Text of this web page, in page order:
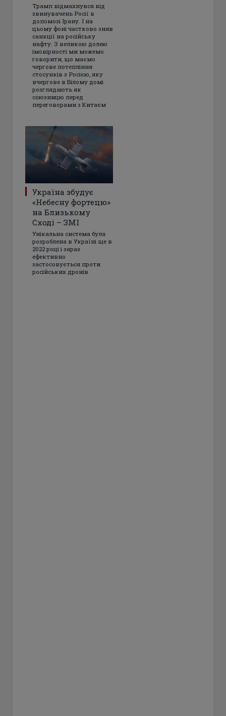
Трамп відмахнувся від
звинувачень Росії в
допомозі Ірану. І на
цьому фоні частково зняв
санкції на російську
нафту. З великою долею
імовірності ми можемо
говорити, що маємо
чергове потепління
стосунків з Росією, яку
вчергове в Білому домі
розглядають як
союзницю перед
переговорами з Китаєм
Україна збудує
«Небесну фортецю»
на Близькому
Сході – ЗМІ
Унікальна система була
розроблена в Україні ще в
2022 році і зараз
ефективно
застосовується проти
російських дронів